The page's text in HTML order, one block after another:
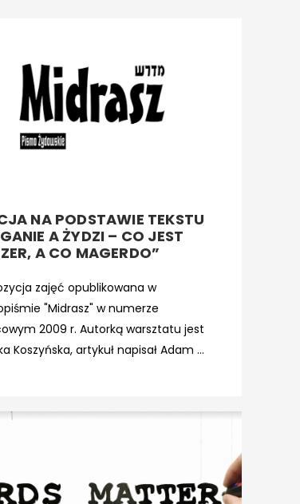
NA PODSTAWIE TEKSTU
A ŻYDZI – CO JEST
A CO MAGERDO”
zajęć opublikowana w
"Midrasz" w numerze
2009 r. Autorką warsztatu jest
Koszyńska, artykuł napisał Adam ...